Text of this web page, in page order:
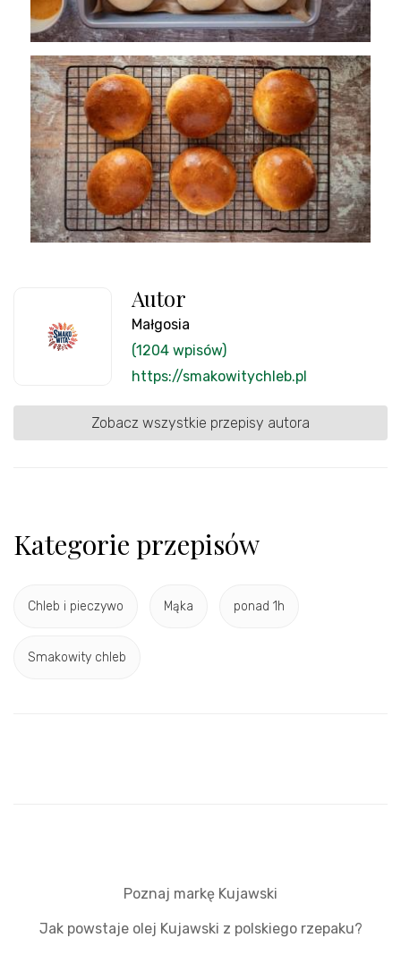
Autor
Małgosia
(1204 wpisów)
https://smakowitychleb.pl
Zobacz wszystkie przepisy autora
Kategorie przepisów
Chleb i pieczywo Mąka ponad 1h
Smakowity chleb
Poznaj markę Kujawski
Jak powstaje olej Kujawski z polskiego rzepaku?